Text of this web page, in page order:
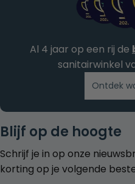
Blijf op de hoogte
Schrijf je in op onze
korting op je volgende
Al 4 jaar op een rij de
sanitairwinkel
Ontdek